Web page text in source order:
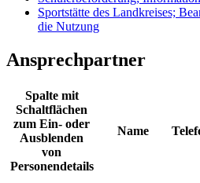
Sportstätte des Landkreises;
die Nutzung
Ansprechpartner
Spalte mit
Schaltflächen
zum Ein- oder
Ausblenden
von
Personendetails
Name